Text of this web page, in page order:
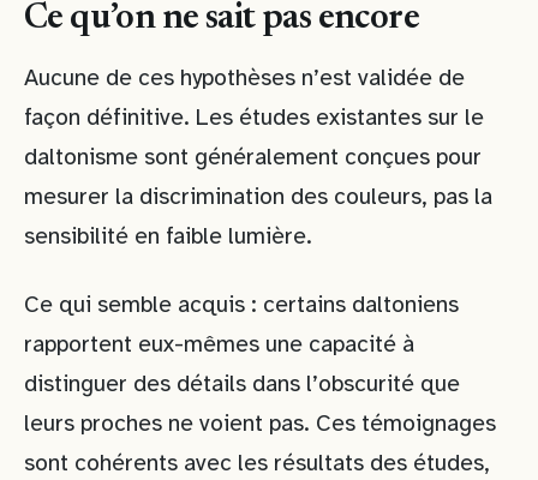
Ce qu’on ne sait pas encore
Aucune de ces hypothèses n’est validée de
façon définitive. Les études existantes sur le
daltonisme sont généralement conçues pour
mesurer la discrimination des couleurs, pas la
sensibilité en faible lumière.
Ce qui semble acquis : certains daltoniens
rapportent eux-mêmes une capacité à
distinguer des détails dans l’obscurité que
leurs proches ne voient pas. Ces témoignages
sont cohérents avec les résultats des études,